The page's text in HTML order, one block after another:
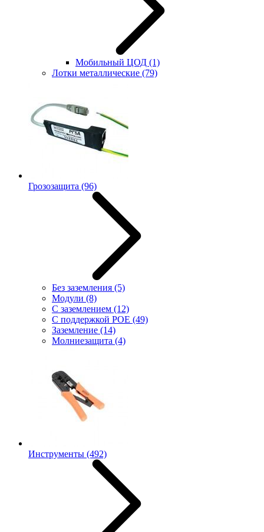
Мобильный ЦОД (1)
Лотки металлические (79)
Грозозащита (96)
Без заземления (5)
Модули (8)
С заземлением (12)
С поддержкой POE (49)
Заземление (14)
Молниезащита (4)
Инструменты (492)